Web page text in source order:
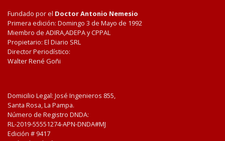
Fundado por el Doctor Antonio Nemesio
Primera edición: Domingo 3 de Mayo de 1992
Miembro de ADIRA,ADEPA y CPPAL
Propietario: El Diario SRL
Director Periodístico:
Walter René Goñi
Domicilio Legal: José Ingenieros 855,
Santa Rosa, La Pampa.
Número de Registro DNDA:
RL-2019-55551274-APN-DNDA#MJ
Edición # 9417